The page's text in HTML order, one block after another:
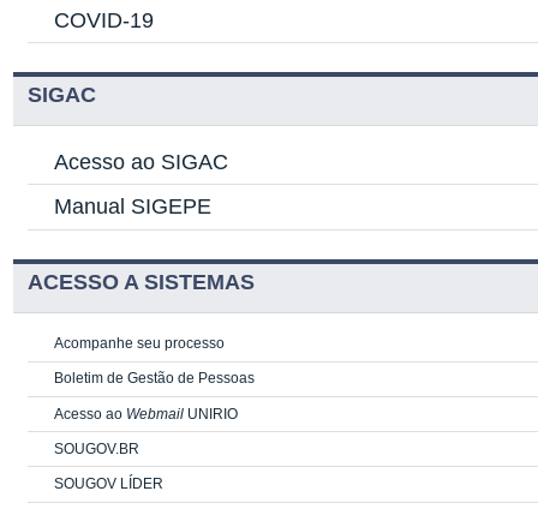
COVID-19
SIGAC
Acesso ao SIGAC
Manual SIGEPE
ACESSO A SISTEMAS
Acompanhe seu processo
Boletim de Gestão de Pessoas
Acesso ao Webmail UNIRIO
SOUGOV.BR
SOUGOV LÍDER